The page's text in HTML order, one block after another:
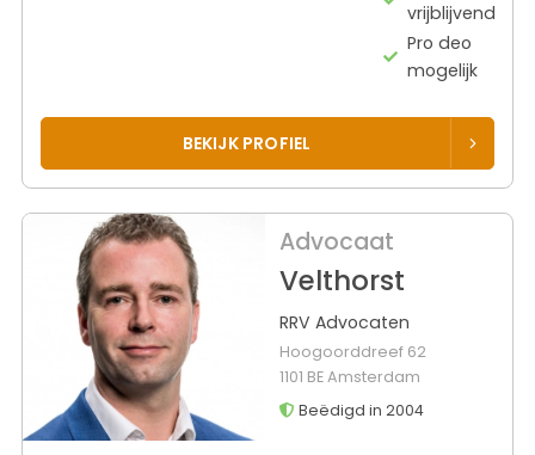
vrijblijvend
Pro deo
mogelijk
BEKIJK PROFIEL
Advocaat
Velthorst
RRV Advocaten
Hoogoorddreef 62
1101 BE Amsterdam
Beëdigd in 2004